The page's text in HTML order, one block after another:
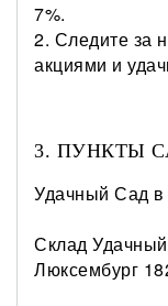
7%.
2. Следите за
акциями и
3. ПУНКТЫ
Удачный Сад
Склад
Люксембург